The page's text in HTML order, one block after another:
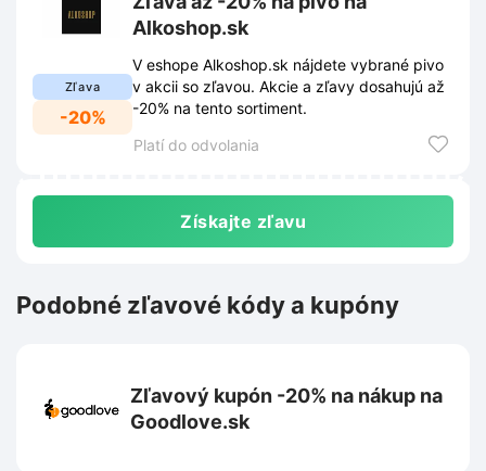
Zľava
-20%
Alkoshop.sk
V eshope Alkoshop.sk nájdete vybrané pivo
v akcii so zľavou. Akcie a zľavy dosahujú až
-20% na tento sortiment.
Platí do odvolania
Získajte zľavu
Podobné zľavové kódy a kupóny
Zľavový kupón -20% na nákup na
Goodlove.sk